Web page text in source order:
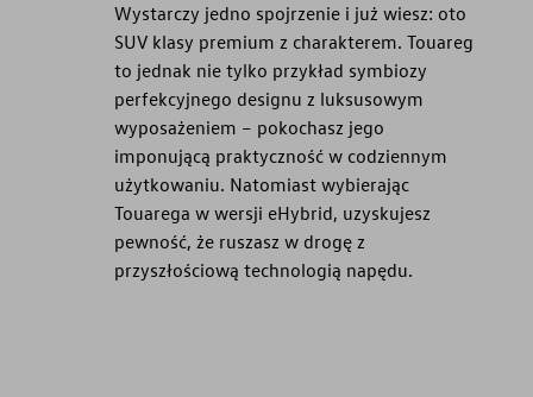
Wystarczy jedno spojrzenie i już wiesz: oto
SUV klasy premium z charakterem. Touareg
to jednak nie tylko przykład symbiozy
perfekcyjnego designu z luksusowym
wyposażeniem – pokochasz jego
imponującą praktyczność w codziennym
użytkowaniu. Natomiast wybierając
Touarega w wersji eHybrid, uzyskujesz
pewność, że ruszasz w drogę z
przyszłościową technologią napędu.